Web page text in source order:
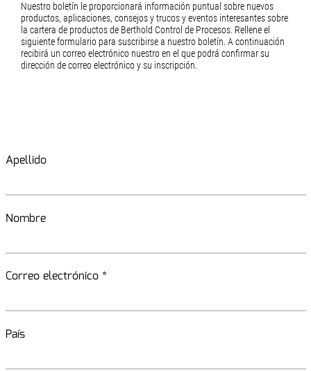
Nuestro boletín le proporcionará información puntual sobre nuevos
productos, aplicaciones, consejos y trucos y eventos interesantes sobre
la cartera de productos de Berthold Control de Procesos. Rellene el
siguiente formulario para suscribirse a nuestro boletín. A continuación
recibirá un correo electrónico nuestro en el que podrá confirmar su
dirección de correo electrónico y su inscripción.
Apellido
Nombre
Correo electrónico *
País